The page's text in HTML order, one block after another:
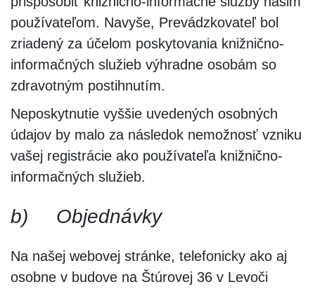
používateľom. Navyše, Prevádzkovateľ bol
zriadený za účelom poskytovania knižnično-
informačných služieb výhradne osobám so
zdravotným postihnutím.
Neposkytnutie vyššie uvedených osobných
údajov by malo za následok nemožnosť vzniku
vašej registrácie ako používateľa knižnično-
informačných služieb.
b) Objednávky
Na našej webovej stránke, telefonicky ako aj
osobne v budove na Štúrovej 36 v Levoči